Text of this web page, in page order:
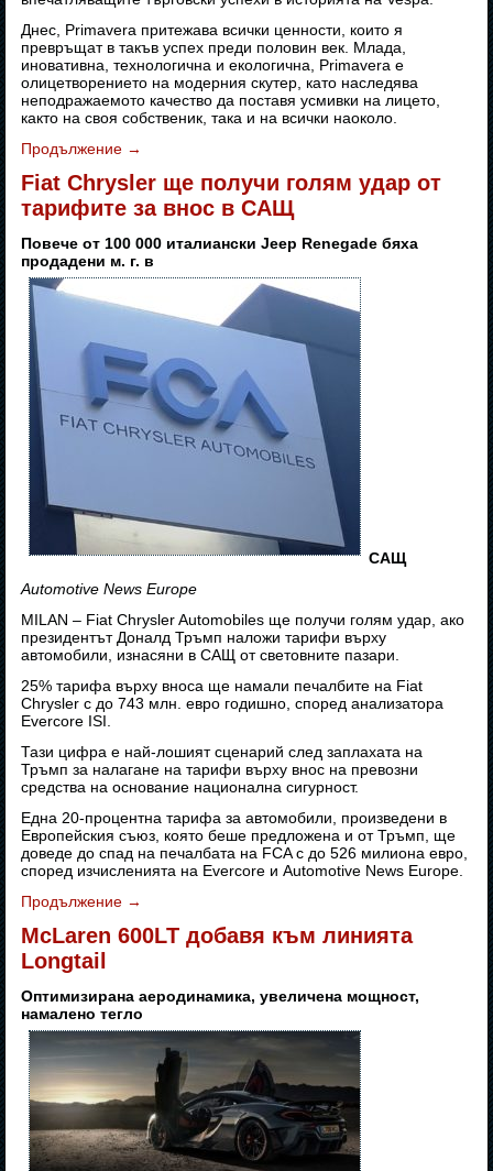
Днес, Primavera притежава всички ценности, които я
превръщат в такъв успех преди половин век. Млада,
иновативна, технологична и екологична, Primavera е
олицетворението на модерния скутер, като наследява
неподражаемото качество да поставя усмивки на лицето,
както на своя собственик, така и на всички наоколо.
Продължение →
Fiat Chrysler ще получи голям удар от
тарифите за внос в САЩ
Повече от 100 000 италиански Jeep Renegade бяха
продадени м. г. в
САЩ
Automotive News Europe
MILAN – Fiat Chrysler Automobiles ще получи голям удар, ако
президентът Доналд Тръмп наложи тарифи върху
автомобили, изнасяни в САЩ от световните пазари.
25% тарифа върху вноса ще намали печалбите на Fiat
Chrysler с до 743 млн. евро годишно, според анализатора
Evercore ISI.
Тази цифра е най-лошият сценарий след заплахата на
Тръмп за налагане на тарифи върху внос на превозни
средства на основание национална сигурност.
Една 20-процентна тарифа за автомобили, произведени в
Европейския съюз, която беше предложена и от Тръмп, ще
доведе до спад на печалбата на FCA с до 526 милиона евро,
според изчисленията на Evercore и Automotive News Europe.
Продължение →
McLaren 600LT добавя към линията
Longtail
Оптимизирана аеродинамика, увеличена мощност,
намалено тегло